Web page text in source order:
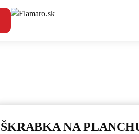
ŠKRABKA NA